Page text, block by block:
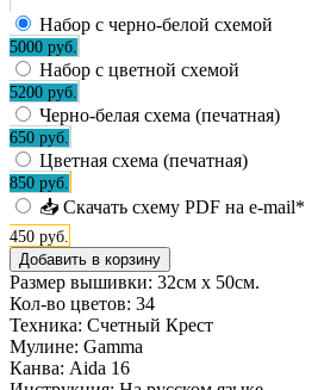
Набор с черно-белой схемой
5000 руб.
Набор с цветной схемой
5200 руб.
Черно-белая схема (печатная)
650 руб.
Цветная схема (печатная)
850 руб.
📥 Скачать схему PDF на e-mail*
450 руб.
Размер вышивки: 32см х 50см.
Кол-во цветов: 34
Техника: Счетный Крест
Мулине: Gamma
Канва: Aida 16